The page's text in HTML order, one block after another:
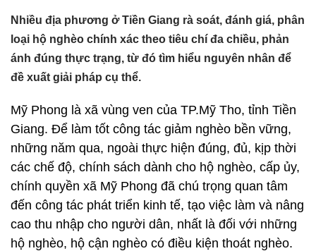
Nhiều địa phương ở Tiền Giang rà soát, đánh giá, phân
loại hộ nghèo chính xác theo tiêu chí đa chiều, phản
ánh đúng thực trạng, từ đó tìm hiểu nguyên nhân để
đề xuất giải pháp cụ thể.
Mỹ Phong là xã vùng ven của TP.Mỹ Tho, tỉnh Tiền
Giang. Để làm tốt công tác giảm nghèo bền vững,
những năm qua, ngoài thực hiện đúng, đủ, kịp thời
các chế độ, chính sách dành cho hộ nghèo, cấp ủy,
chính quyền xã Mỹ Phong đã chú trọng quan tâm
đến công tác phát triển kinh tế, tạo việc làm và nâng
cao thu nhập cho người dân, nhất là đối với những
hộ nghèo, hộ cận nghèo có điều kiện thoát nghèo.